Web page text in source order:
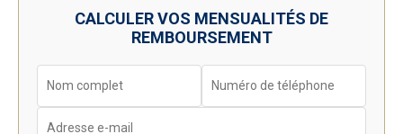
CALCULER VOS MENSUALITÉS DE
REMBOURSEMENT